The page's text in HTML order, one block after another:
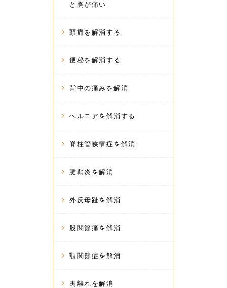
と胸が痛い
頭痛を解消する
便秘を解消する
背中の痛みを解消
ヘルニアを解消する
脊柱管狭窄症を解消
腱鞘炎を解消
外反母趾を解消
股関節痛を解消
顎関節症を解消
肉離れを解消